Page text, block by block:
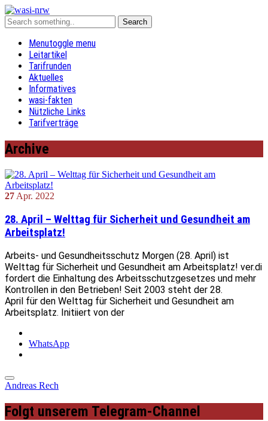
Menutoggle menu
Leitartikel
Tarifrunden
Aktuelles
Informatives
wasi-fakten
Nützliche Links
Tarifverträge
Archive
27 Apr. 2022
28. April – Welttag für Sicherheit und Gesundheit am
Arbeitsplatz!
Arbeits- und Gesundheitsschutz Morgen (28. April) ist
Welttag für Sicherheit und Gesundheit am Arbeitsplatz! ver.di
fordert die Einhaltung des Arbeitsschutzgesetzes und mehr
Kontrollen in den Betrieben! Seit 2003 steht der 28.
April für den Welttag für Sicherheit und Gesundheit am
Arbeitsplatz. Initiiert von der
WhatsApp
Andreas Rech
Folgt unserem Telegram-Channel